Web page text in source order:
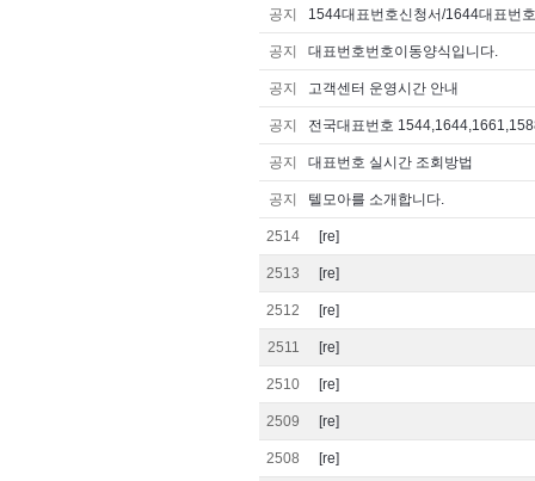
공지 1544대표번호신청서/1644대표번
공지 대표번호번호이동양식입니다.
공지 고객센터 운영시간 안내
공지 전국대표번호
공지 대표번호 실시간 조회방법
공지 텔모아를 소개합니다.
2514 [re]
2513 [re]
2512 [re]
2511 [re]
2510 [re]
2509 [re]
2508 [re]